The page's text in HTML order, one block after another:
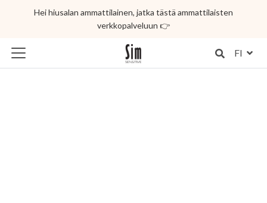
Hei hiusalan ammattilainen, jatka tästä ammattilaisten
verkkopalveluun 👉
FI